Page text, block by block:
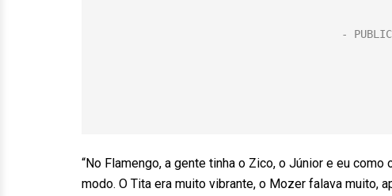
“No Flamengo, a gente tinha o Zico, o Júnior e eu
modo. O Tita era muito vibrante, o Mozer falava muito,